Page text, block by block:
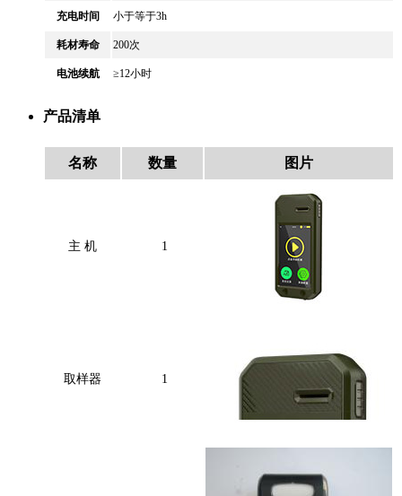
充电时间 小于等于3h
耗材寿命 200次
电池续航 ≥12小时
产品清单
名称 数量 图片
主 机 1
取样器 1